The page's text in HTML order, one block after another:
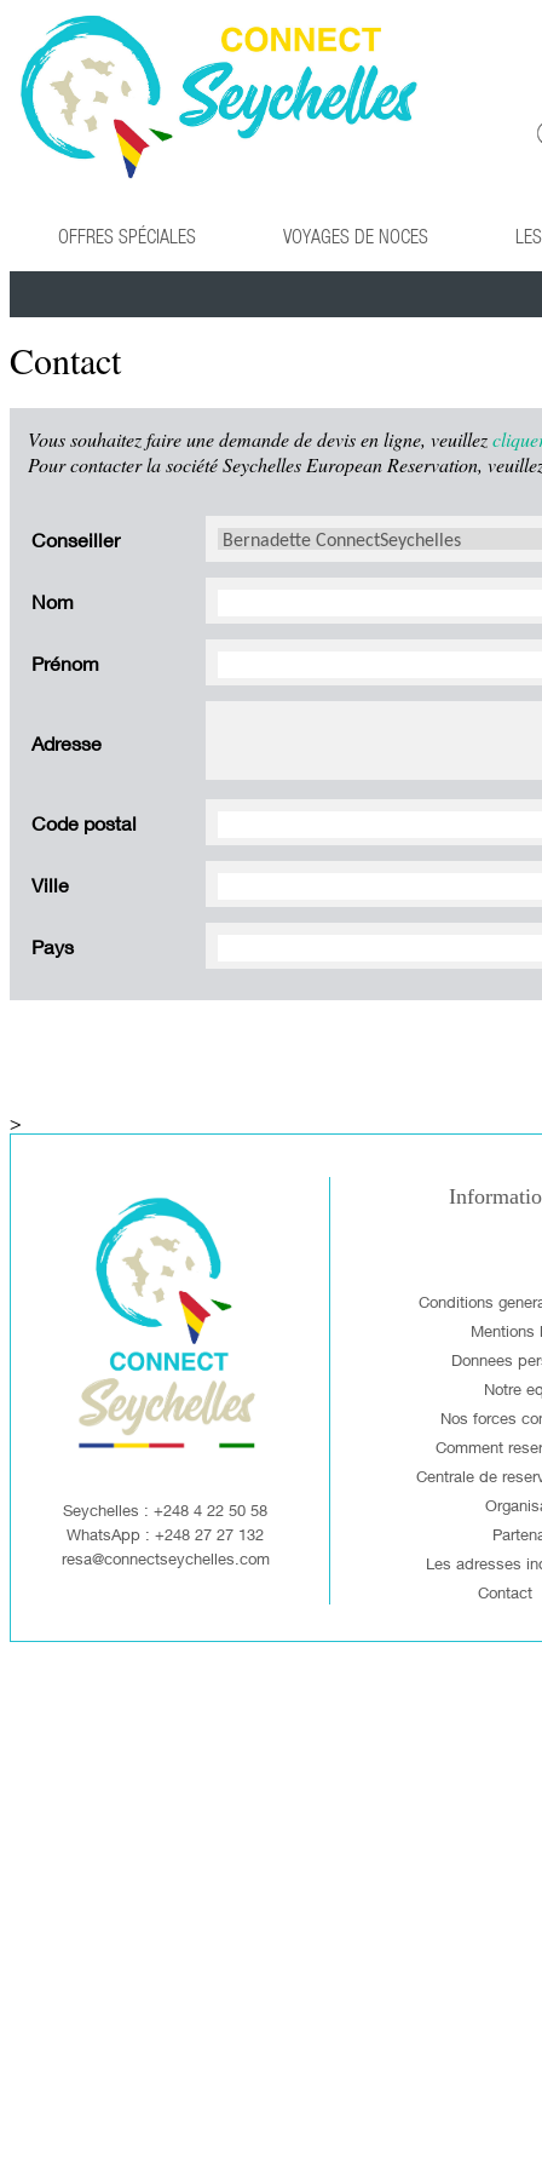
OFFRES SPÉCIALES VOYAGES DE NOCES
Contact
Vous souhaitez faire une demande de devis en ligne, veuillez
Pour contacter la société Seychelles European Reservation,
Conseiller
Nom
Prénom
Adresse
Code postal
Ville
Pays
>
Seychelles : +248 4 22 50 58
WhatsApp : +248 27 27 132
resa@connectseychelles.com
Conditions
Mentions
Donnees
Notre
Nos forces
Comment
Centrale de
Les adresses
Contact